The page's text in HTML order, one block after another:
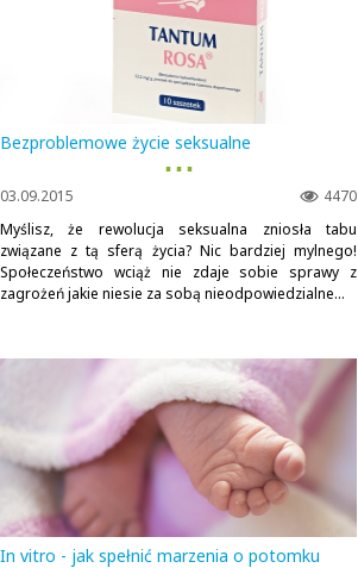
Bezproblemowe życie seksualne
▪ ▪ ▪
4470
03.09.2015
Myślisz, że rewolucja seksualna zniosła tabu
związane z tą sferą życia? Nic bardziej mylnego!
Społeczeństwo wciąż nie zdaje sobie sprawy z
zagrożeń jakie niesie za sobą nieodpowiedzialne...
In vitro - jak spełnić marzenia o potomku